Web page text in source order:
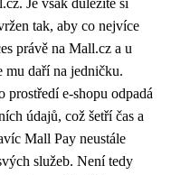
Je však důležité si
tak, aby co nejvíce
právě na Mall.cz a u
mu daří na jedničku.
e-shopu odpadá
údajů, což šetří čas a
Mall Pay neustále
služeb. Není tedy